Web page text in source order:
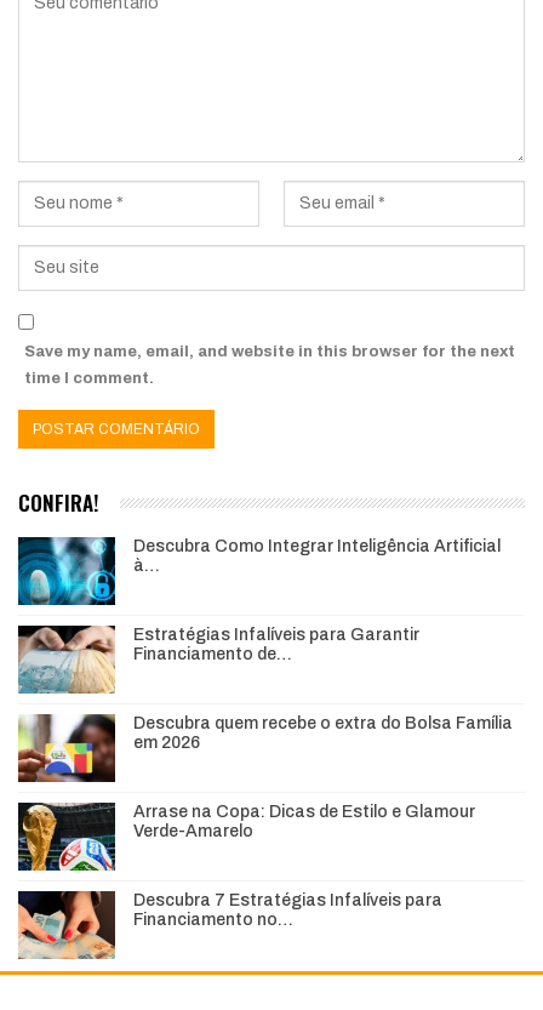
Save my name, email, and website in this browser for the next
time I comment.
CONFIRA!
Descubra Como Integrar Inteligência Artificial
à…
Estratégias Infalíveis para Garantir
Financiamento de…
Descubra quem recebe o extra do Bolsa Família
em 2026
Arrase na Copa: Dicas de Estilo e Glamour
Verde-Amarelo
Descubra 7 Estratégias Infalíveis para
Financiamento no…